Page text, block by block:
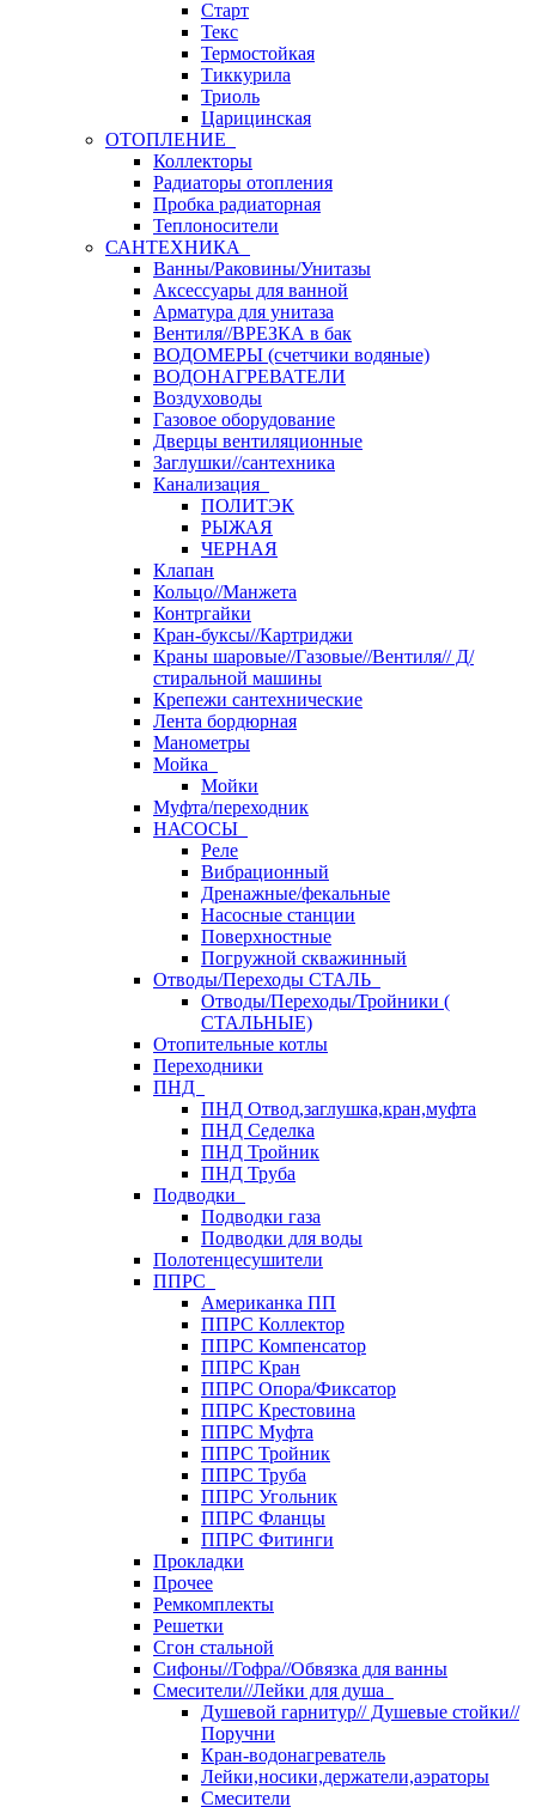
Старт
Текс
Термостойкая
Тиккурила
Триоль
Царицинская
ОТОПЛЕНИЕ
Коллекторы
Радиаторы отопления
Пробка радиаторная
Теплоносители
САНТЕХНИКА
Ванны/Раковины/Унитазы
Аксессуары для ванной
Арматура для унитаза
Вентиля//ВРЕЗКА в бак
ВОДОМЕРЫ (счетчики водяные)
ВОДОНАГРЕВАТЕЛИ
Воздуховоды
Газовое оборудование
Дверцы вентиляционные
Заглушки//сантехника
Канализация
ПОЛИТЭК
РЫЖАЯ
ЧЕРНАЯ
Клапан
Кольцо//Манжета
Контргайки
Кран-буксы//Картриджи
Краны шаровые//Газовые//Вентиля// Д/
стиральной машины
Крепежи сантехнические
Лента бордюрная
Манометры
Мойка
Мойки
Муфта/переходник
НАСОСЫ
Реле
Вибрационный
Дренажные/фекальные
Насосные станции
Поверхностные
Погружной скважинный
Отводы/Переходы СТАЛЬ
Отводы/Переходы/Тройники (
СТАЛЬНЫЕ)
Отопительные котлы
Переходники
ПНД
ПНД Отвод,заглушка,кран,муфта
ПНД Седелка
ПНД Тройник
ПНД Труба
Подводки
Подводки газа
Подводки для воды
Полотенцесушители
ППРС
Американка ПП
ППРС Коллектор
ППРС Компенсатор
ППРС Кран
ППРС Опора/Фиксатор
ППРС Крестовина
ППРС Муфта
ППРС Тройник
ППРС Труба
ППРС Угольник
ППРС Фланцы
ППРС Фитинги
Прокладки
Прочее
Ремкомплекты
Решетки
Сгон стальной
Сифоны//Гофра//Обвязка для ванны
Смесители//Лейки для душа
Душевой гарнитур// Душевые стойки//
Поручни
Кран-водонагреватель
Лейки,носики,держатели,аэраторы
Смесители